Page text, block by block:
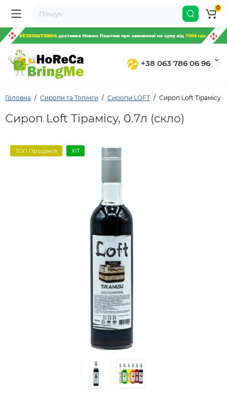
+38 063 786 06 96
0
Головна Сиропи та Топінги Сиропи LOFT Сироп Loft Тірамісу
Сироп Loft Тірамісу, 0.7л (скло)
ТОП Продажів ХІТ